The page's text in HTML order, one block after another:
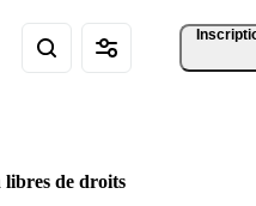
libres de droits